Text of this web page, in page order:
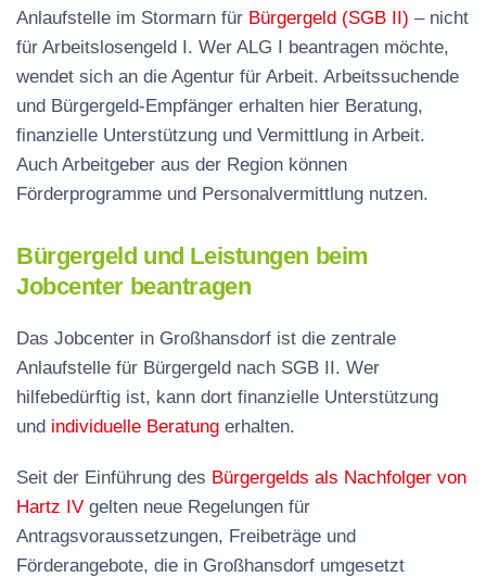
Anlaufstelle im Stormarn für Bürgergeld (SGB II) – nicht
für Arbeitslosengeld I. Wer ALG I beantragen möchte,
wendet sich an die Agentur für Arbeit. Arbeitssuchende
und Bürgergeld-Empfänger erhalten hier Beratung,
finanzielle Unterstützung und Vermittlung in Arbeit.
Auch Arbeitgeber aus der Region können
Förderprogramme und Personalvermittlung nutzen.
Bürgergeld und Leistungen beim
Jobcenter beantragen
Das Jobcenter in Großhansdorf ist die zentrale
Anlaufstelle für Bürgergeld nach SGB II. Wer
hilfebedürftig ist, kann dort finanzielle Unterstützung
und individuelle Beratung erhalten.
Seit der Einführung des Bürgergelds als Nachfolger von
Hartz IV gelten neue Regelungen für
Antragsvoraussetzungen, Freibeträge und
Förderangebote, die in Großhansdorf umgesetzt